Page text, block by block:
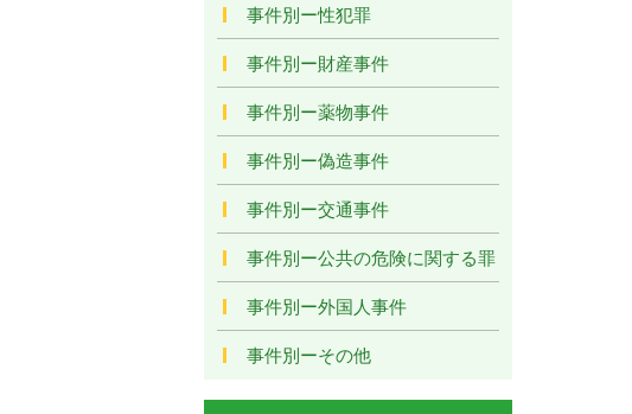
事件別ー性犯罪
事件別ー財産事件
事件別ー薬物事件
事件別ー偽造事件
事件別ー交通事件
事件別ー公共の危険に関する罪
事件別ー外国人事件
事件別ーその他